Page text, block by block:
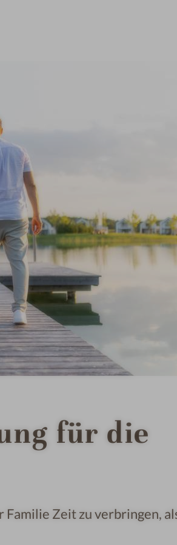
für die
Zeit zu verbringen,